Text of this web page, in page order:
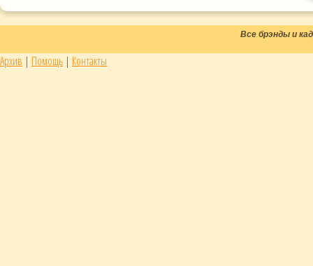
Все брэнды и
Архив | Помощь | Контакты